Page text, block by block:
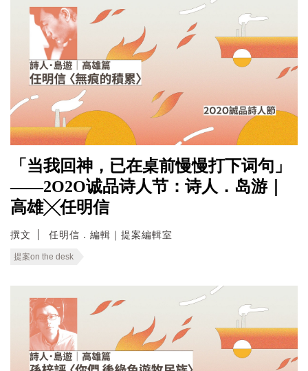
「当我回神，已在桌前慢慢打下词句」
——2O2O诚品诗人节：诗人．岛游｜
高雄╳任明信
撰文 任明信．編輯｜提案編輯室
提案on the desk